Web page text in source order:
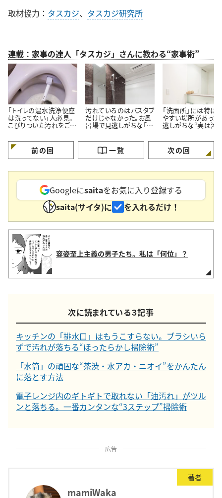
取材協力： タスカジ、 タスカジ研究所
連載：家事の達人「タスカジ」さんに教わる“家事術”
「トイレの温水洗浄便座
は洗ってない」人必見。
こびりついた汚れをごっ
術”
汚れているのはバスタブ
だけじゃなかった。お風
呂場で見逃しがちな「意
所」とは
「洗面所」には特に
やすい場所があった
逃しがちな“実は汚
前の回 一覧 次の回
Googleにsaitaをお気に入り登録する
saita(サイタ)に
を入れるだけ！
容姿至上主義の男子たち。私は「何位」？
次に読まれている３記事
キッチンの「排水口」はもうこすらない。ブラシいら
ずで汚れが落ちる“ほったらかし掃除術”
「水筒」の頑固な“茶渋・水アカ・ニオイ”をかんたん
に落とす方法
電子レンジ内のギトギトで取れない「油汚れ」がツル
ンと落ちる。一番カンタンな“3ステップ”掃除術
広告
著者
mamiWaka